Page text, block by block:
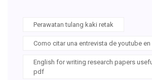
Perawatan tulang kaki retak
Como citar una entrevista de youtube en
English for writing research papers
pdf